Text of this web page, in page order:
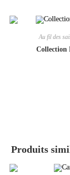
Au fil des
Collection
Produits